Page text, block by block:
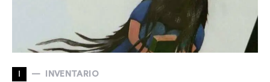
I INVENTARIO